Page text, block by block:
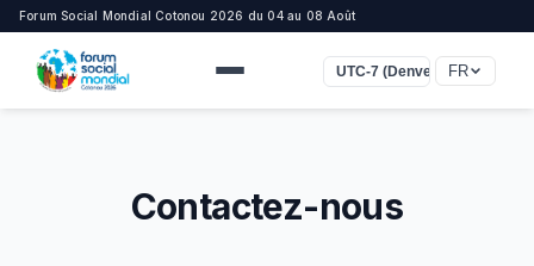
Forum Social Mondial Cotonou 2026 du 04 au 08 Août
UTC-7 (Denver) FR
Contactez-nous